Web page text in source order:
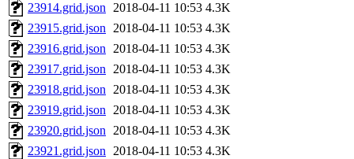
23914.grid.json 2018-04-11 10:53 4.3K
23915.grid.json 2018-04-11 10:53 4.3K
23916.grid.json 2018-04-11 10:53 4.3K
23917.grid.json 2018-04-11 10:53 4.3K
23918.grid.json 2018-04-11 10:53 4.3K
23919.grid.json 2018-04-11 10:53 4.3K
23920.grid.json 2018-04-11 10:53 4.3K
23921.grid.json 2018-04-11 10:53 4.3K